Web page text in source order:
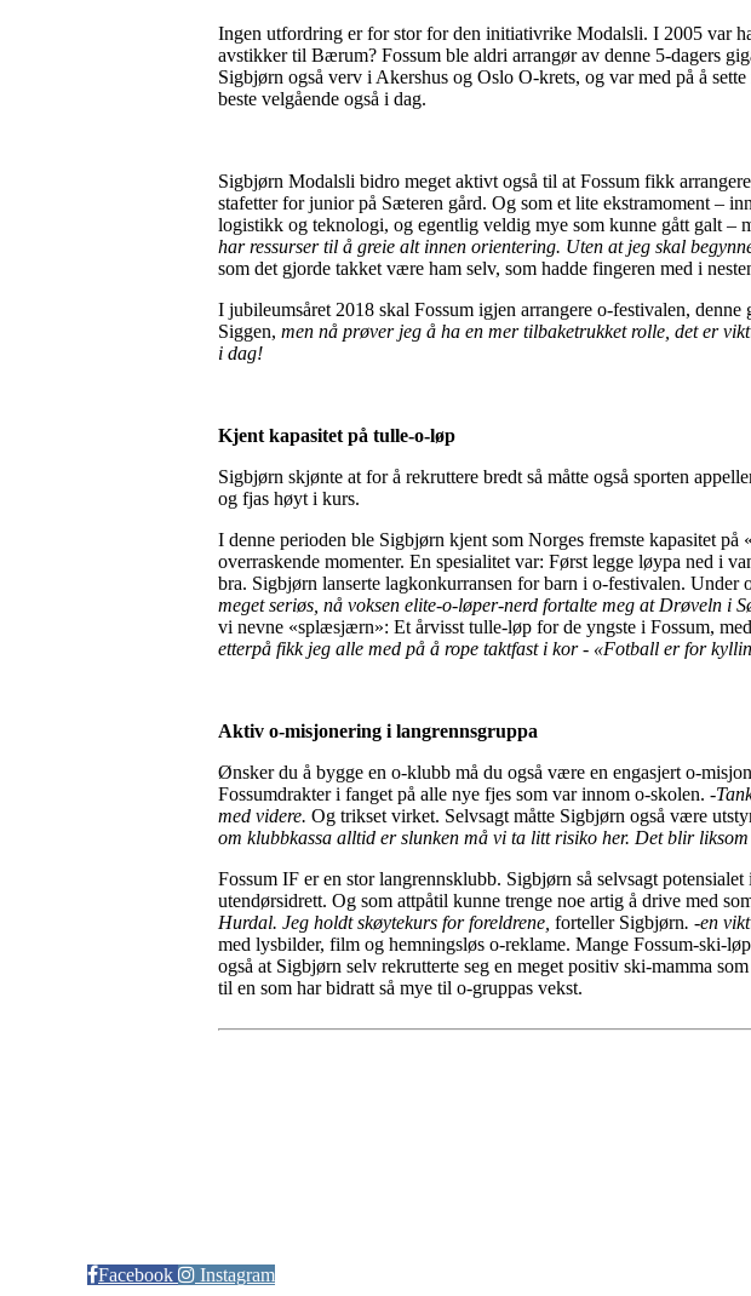
Ingen utfordring er for stor for den initiativrike Modalsli. I 2005 var
avstikker til Bærum? Fossum ble aldri arrangør av denne 5-dagers
Sigbjørn også verv i Akershus og Oslo O-krets, og var med på å
beste velgående også i dag.
Sigbjørn Modalsli bidro meget aktivt også til at Fossum fikk
stafetter for junior på Sæteren gård. Og som et lite ekstramoment –
logistikk og teknologi, og egentlig veldig mye som kunne gått galt –
har ressurser til å greie alt innen orientering. Uten at jeg skal
som det gjorde takket være ham selv, som hadde fingeren med i
I jubileumsåret 2018 skal Fossum igjen arrangere o-festivalen, denne
Siggen, men nå prøver jeg å ha en mer tilbaketrukket rolle, det er
i dag!
Kjent kapasitet på tulle-o-løp
Sigbjørn skjønte at for å rekruttere bredt så måtte også sporten
og fjas høyt i kurs.
I denne perioden ble Sigbjørn kjent som Norges fremste kapasitet
overraskende momenter. En spesialitet var: Først legge løypa ned i
bra. Sigbjørn lanserte lagkonkurransen for barn i o-festivalen.
meget seriøs, nå voksen elite-o-løper-nerd fortalte meg at Drøveln i
vi nevne «splæsjærn»: Et årvisst tulle-løp for de yngste i Fossum,
etterpå fikk jeg alle med på å rope taktfast i kor - «Fotball er for
Aktiv o-misjonering i langrennsgruppa
Ønsker du å bygge en o-klubb må du også være en engasjert o-
Fossumdrakter i fanget på alle nye fjes som var innom o-skolen. -
med videre. Og trikset virket. Selvsagt måtte Sigbjørn også være
om klubbkassa alltid er slunken må vi ta litt risiko her. Det blir
Fossum IF er en stor langrennsklubb. Sigbjørn så selvsagt
utendørsidrett. Og som attpåtil kunne trenge noe artig å drive med
Hurdal. Jeg holdt skøytekurs for foreldrene, forteller Sigbjørn. -en
med lysbilder, film og hemningsløs o-reklame. Mange Fossum-ski-
også at Sigbjørn selv rekrutterte seg en meget positiv ski-mamma
til en som har bidratt så mye til o-gruppas vekst.
Facebook Instagram